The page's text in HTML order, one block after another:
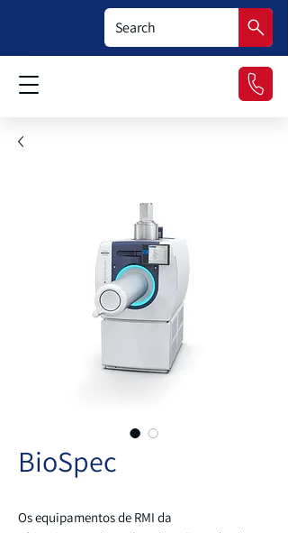
BioSpec
Os equipamentos de RMI da